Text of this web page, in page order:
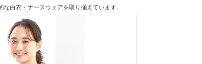
白衣・ナースウェアを取り揃えています。